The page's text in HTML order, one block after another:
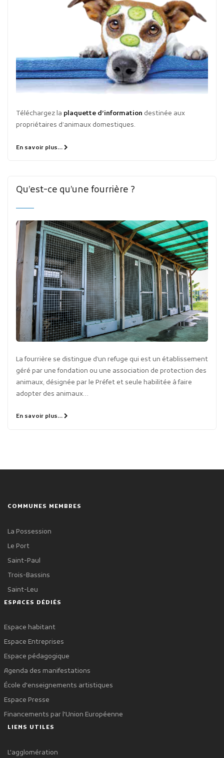
Téléchargez la plaquette d’information destinée aux
propriétaires d’animaux domestiques.
En savoir plus…
Qu’est-ce qu’une fourrière ?
La fourrière se distingue d’un refuge qui est un établissement
géré par une fondation ou une association de protection des
animaux, désignée par le Préfet et seule habilitée à faire
adopter des animaux…
En savoir plus…
COMMUNES MEMBRES
La Possession
Le Port
Saint-Paul
Trois-Bassins
Saint-Leu
ESPACES DÉDIÉS
Espace habitant
Espace Entreprises
Espace pédagogique
Agenda des manifestations
École d'enseignements artistiques
Espace Presse
Financements par l'Union Européenne
LIENS UTILES
L'agglomération